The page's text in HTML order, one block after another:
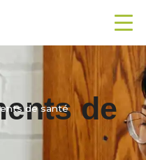
de santé
de